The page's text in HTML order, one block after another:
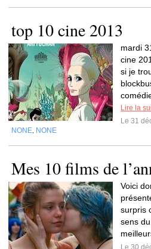
top 10 cine 2013
mardi
cine
si je
Lire la
Le 31
NONE NONE
Mes 10 films de
Voici
surpris
sens
Le 30